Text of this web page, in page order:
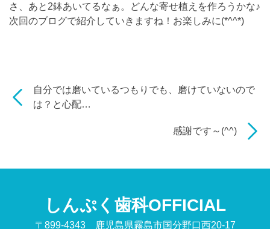
さ、あと2鉢あいてるなぁ。どんな寄せ植えを作ろうかな♪
次回のブログで紹介していきますね！お楽しみに(*^^*)
自分では磨いているつもりでも、磨けていないので
は？と心配…
感謝です～(^^)
しんぷく歯科OFFICIAL
〒899-4343 鹿児島県霧島市国分野口西20-17